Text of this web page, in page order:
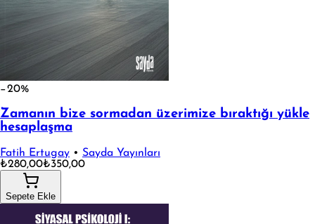
−20%
Zamanın bize sormadan üzerimize bıraktığı yükle
hesaplaşma
Fatih Ertugay • Sayda Yayınları
₺280,00₺350,00
Sepete Ekle